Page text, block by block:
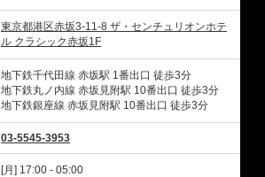
東京都港区赤坂3-11-8 ザ・センチュリオンホテ
ル クラシック赤坂1F
地下鉄千代田線 赤坂駅 1番出口 徒歩3分
地下鉄丸ノ内線 赤坂見附駅 10番出口 徒歩3分
地下鉄銀座線 赤坂見附駅 10番出口 徒歩3分
03-5545-3953
[月] 17:00 - 05:00